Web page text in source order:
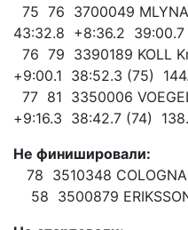
75 76 3700049
43:32.8 +8:36.2
76 79 3390189 KOLL
+9:00.1 38:52.3 (75)
77 81 3350006
+9:16.3 38:42.7 (74)
Не финишировали:
78 3510348
58 3500879